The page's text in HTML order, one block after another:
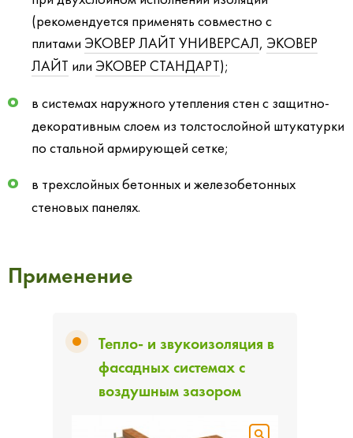
(рекомендуется применять совместно с
плитами ЭКОВЕР ЛАЙТ УНИВЕРСАЛ, ЭКОВЕР
ЛАЙТ или ЭКОВЕР СТАНДАРТ);
в системах наружного утепления стен с защитно-
декоративным слоем из толстослойной штукатурки
по стальной армирующей сетке;
в трехслойных бетонных и железобетонных
стеновых панелях.
Применение
Тепло- и звукоизоляция в
фасадных системах с
воздушным зазором